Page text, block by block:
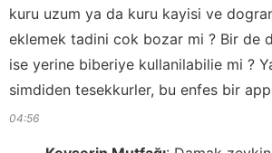
kuru uzum ya da kuru kayisi ve
eklemek tadini cok bozar mi ? Bir de
ise yerine biberiye kullanilabilie mi ?
simdiden tesekkurler, bu enfes bir
04:56